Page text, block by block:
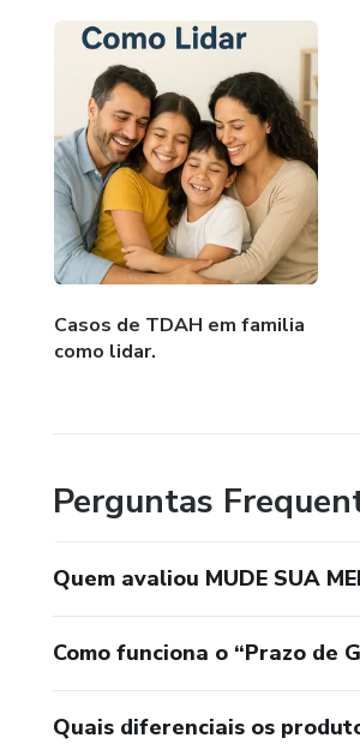
Casos de TDAH em familia
como lidar.
Perguntas
Quem avaliou MUDE SUA
Como funciona o “Prazo de
Quais diferenciais os